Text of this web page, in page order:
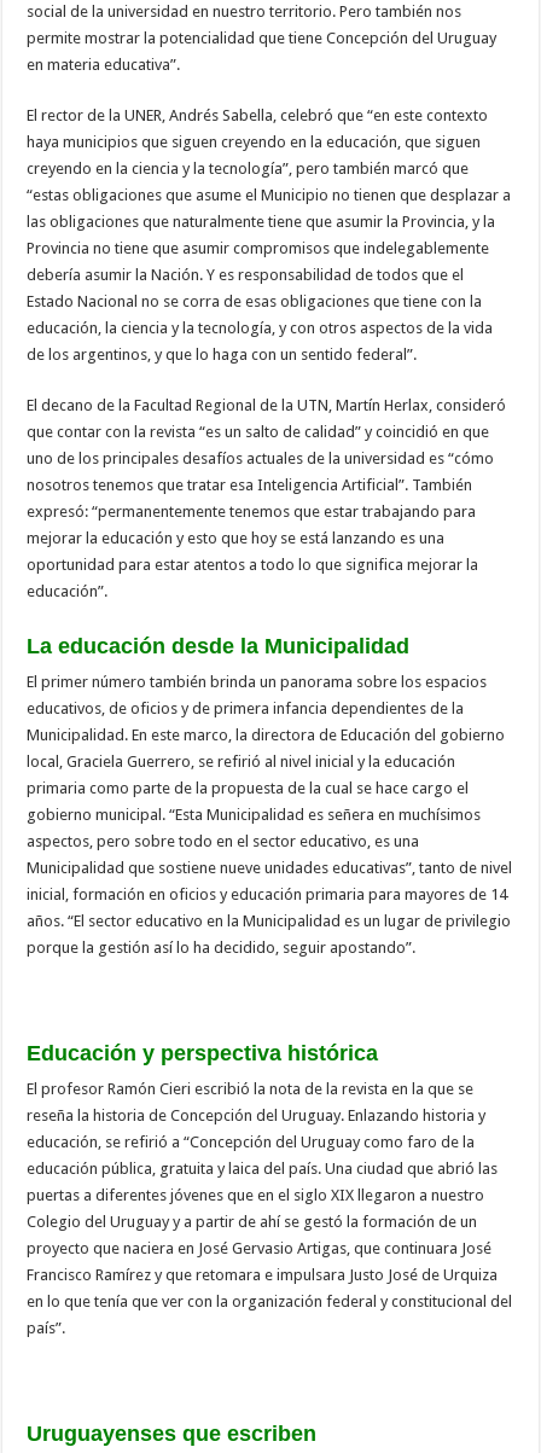
social de la universidad en nuestro territorio. Pero también nos
permite mostrar la potencialidad que tiene Concepción del Uruguay
en materia educativa”.
El rector de la UNER, Andrés Sabella, celebró que “en este contexto
haya municipios que siguen creyendo en la educación, que siguen
creyendo en la ciencia y la tecnología”, pero también marcó que
“estas obligaciones que asume el Municipio no tienen que desplazar a
las obligaciones que naturalmente tiene que asumir la Provincia, y la
Provincia no tiene que asumir compromisos que indelegablemente
debería asumir la Nación. Y es responsabilidad de todos que el
Estado Nacional no se corra de esas obligaciones que tiene con la
educación, la ciencia y la tecnología, y con otros aspectos de la vida
de los argentinos, y que lo haga con un sentido federal”.
El decano de la Facultad Regional de la UTN, Martín Herlax, consideró
que contar con la revista “es un salto de calidad” y coincidió en que
uno de los principales desafíos actuales de la universidad es “cómo
nosotros tenemos que tratar esa Inteligencia Artificial”. También
expresó: “permanentemente tenemos que estar trabajando para
mejorar la educación y esto que hoy se está lanzando es una
oportunidad para estar atentos a todo lo que significa mejorar la
educación”.
La educación desde la Municipalidad
El primer número también brinda un panorama sobre los espacios
educativos, de oficios y de primera infancia dependientes de la
Municipalidad. En este marco, la directora de Educación del gobierno
local, Graciela Guerrero, se refirió al nivel inicial y la educación
primaria como parte de la propuesta de la cual se hace cargo el
gobierno municipal. “Esta Municipalidad es señera en muchísimos
aspectos, pero sobre todo en el sector educativo, es una
Municipalidad que sostiene nueve unidades educativas”, tanto de nivel
inicial, formación en oficios y educación primaria para mayores de 14
años. “El sector educativo en la Municipalidad es un lugar de privilegio
porque la gestión así lo ha decidido, seguir apostando”.
Educación y perspectiva histórica
El profesor Ramón Cieri escribió la nota de la revista en la que se
reseña la historia de Concepción del Uruguay. Enlazando historia y
educación, se refirió a “Concepción del Uruguay como faro de la
educación pública, gratuita y laica del país. Una ciudad que abrió las
puertas a diferentes jóvenes que en el siglo XIX llegaron a nuestro
Colegio del Uruguay y a partir de ahí se gestó la formación de un
proyecto que naciera en José Gervasio Artigas, que continuara José
Francisco Ramírez y que retomara e impulsara Justo José de Urquiza
en lo que tenía que ver con la organización federal y constitucional del
país”.
Uruguayenses que escriben